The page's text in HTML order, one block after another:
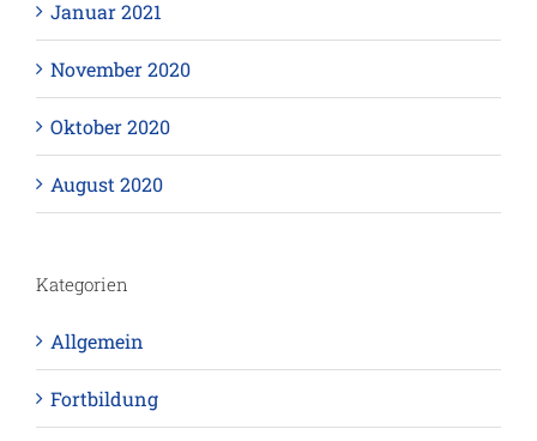
Januar 2021
November 2020
Oktober 2020
August 2020
Kategorien
Allgemein
Fortbildung